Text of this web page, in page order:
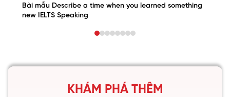
Bài mẫu Describe a time when you learned something
new IELTS Speaking
KHÁM PHÁ THÊM